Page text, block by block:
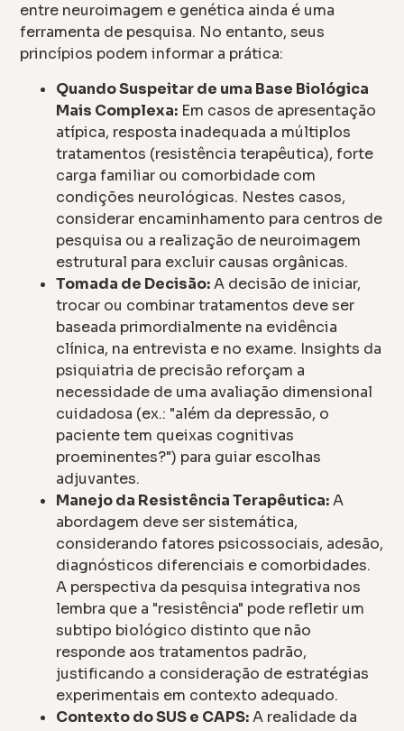
entre neuroimagem e genética ainda é uma
ferramenta de pesquisa. No entanto, seus
princípios podem informar a prática:
Quando Suspeitar de uma Base Biológica
Mais Complexa: Em casos de apresentação
atípica, resposta inadequada a múltiplos
tratamentos (resistência terapêutica), forte
carga familiar ou comorbidade com
condições neurológicas. Nestes casos,
considerar encaminhamento para centros de
pesquisa ou a realização de neuroimagem
estrutural para excluir causas orgânicas.
Tomada de Decisão:A decisão de iniciar,
trocar ou combinar tratamentos deve ser
baseada primordialmente na evidência
clínica, na entrevista e no exame. Insights da
psiquiatria de precisão reforçam a
necessidade de uma avaliação dimensional
cuidadosa (ex.: "além da depressão, o
paciente tem queixas cognitivas
proeminentes?") para guiar escolhas
adjuvantes.
Manejo da Resistência Terapêutica:A
abordagem deve ser sistemática,
considerando fatores psicossociais, adesão,
diagnósticos diferenciais e comorbidades.
A perspectiva da pesquisa integrativa nos
lembra que a "resistência" pode refletir um
subtipo biológico distinto que não
responde aos tratamentos padrão,
justificando a consideração de estratégias
experimentais em contexto adequado.
Contexto do SUS e CAPS:A realidade da